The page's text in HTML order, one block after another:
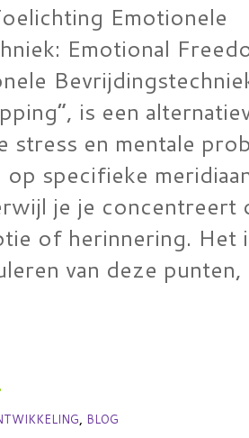
Emotionele
Emotional
is een
stress en mentale
specifieke
je je concentreert
of herinnering. Het
van deze
, BLOG